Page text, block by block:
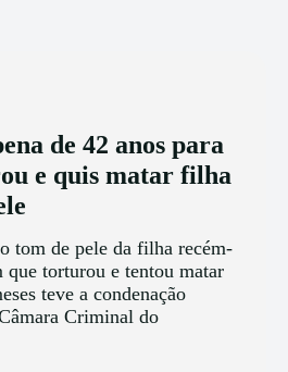
de 42 anos para
e quis matar filha
tom de pele da filha recém-
que torturou e tentou matar
teve a condenação
Criminal do